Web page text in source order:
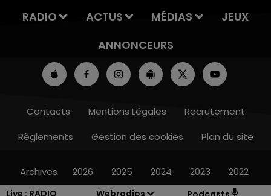
Live : RADIO Webradios
RADIO ACTUS MÉDIAS
JEUX
ANNONCEURS
Contacts Mentions Légales
Recrutement
Règlements
Gestion des cookies Plan du site
Archives 2026 2025 2024 2023 2022